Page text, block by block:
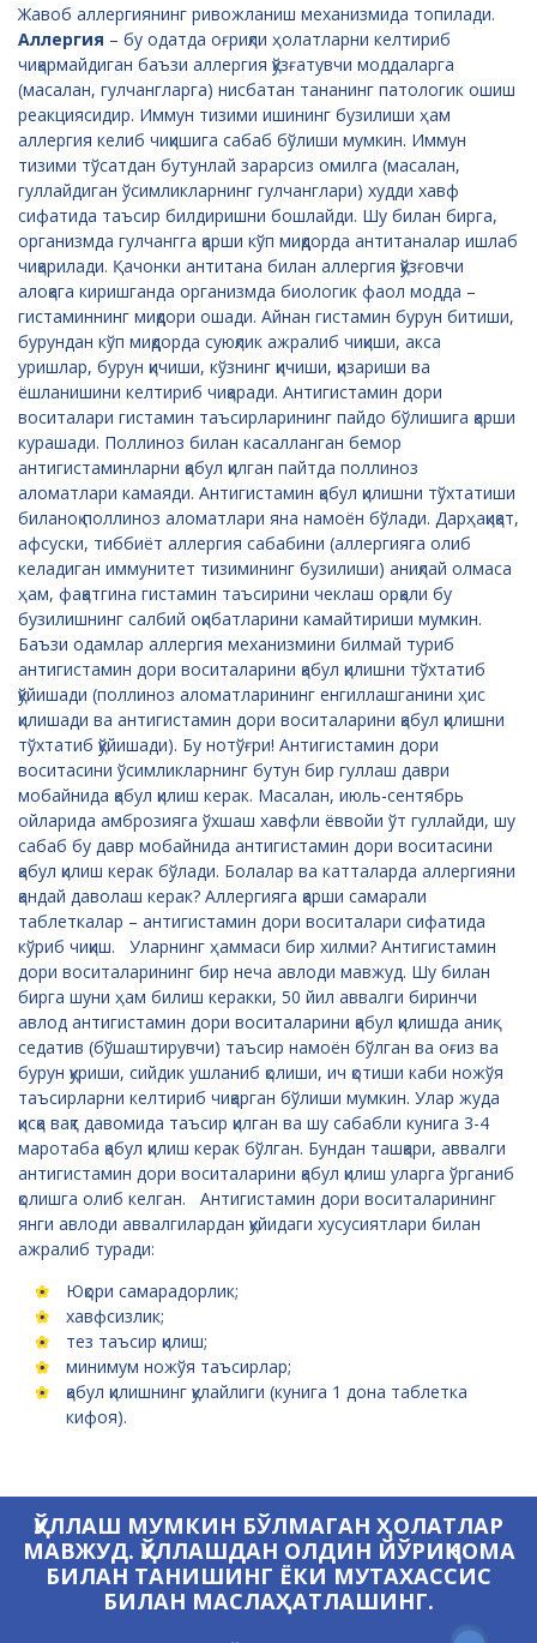
Жавоб аллергиянинг ривожланиш механизмида топилади.
Аллергия – бу одатда оғриқли ҳолатларни келтириб
чиқармайдиган баъзи аллергия қўзғатувчи моддаларга
(масалан, гулчангларга) нисбатан тананинг патологик ошиш
реакциясидир. Иммун тизими ишининг бузилиши ҳам
аллергия келиб чиқишига сабаб бўлиши мумкин. Иммун
тизими тўсатдан бутунлай зарарсиз омилга (масалан,
гуллайдиган ўсимликларнинг гулчанглари) худди хавф
сифатида таъсир билдиришни бошлайди. Шу билан бирга,
организмда гулчангга қарши кўп миқдорда антитаналар ишлаб
чиқарилади. Қачонки антитана билан аллергия қўзғовчи
алоқага киришганда организмда биологик фаол модда –
гистаминнинг миқдори ошади. Айнан гистамин бурун битиши,
бурундан кўп миқдорда суюқлик ажралиб чиқиши, акса
уришлар, бурун қичиши, кўзнинг қичиши, қизариши ва
ёшланишини келтириб чиқаради. Антигистамин дори
воситалари гистамин таъсирларининг пайдо бўлишига қарши
курашади. Поллиноз билан касалланган бемор
антигистаминларни қабул қилган пайтда поллиноз
аломатлари камаяди. Антигистамин қабул қилишни тўхтатиши
биланоқ поллиноз аломатлари яна намоён бўлади. Дарҳақиқат,
афсуски, тиббиёт аллергия сабабини (аллергияга олиб
келадиган иммунитет тизимининг бузилиши) аниқлай олмаса
ҳам, фақатгина гистамин таъсирини чеклаш орқали бу
бузилишнинг салбий оқибатларини камайтириши мумкин.
Баъзи одамлар аллергия механизмини билмай туриб
антигистамин дори воситаларини қабул қилишни тўхтатиб
қўйишади (поллиноз аломатларининг енгиллашганини ҳис
қилишади ва антигистамин дори воситаларини қабул қилишни
тўхтатиб қўйишади). Бу нотўғри! Антигистамин дори
воситасини ўсимликларнинг бутун бир гуллаш даври
мобайнида қабул қилиш керак. Масалан, июль-сентябрь
ойларида амброзияга ўхшаш хавфли ёввойи ўт гуллайди, шу
сабаб бу давр мобайнида антигистамин дори воситасини
қабул қилиш керак бўлади. Болалар ва катталарда аллергияни
қандай даволаш керак? Аллергияга қарши самарали
таблеткалар – антигистамин дори воситалари сифатида
кўриб чиқиш. Уларнинг ҳаммаси бир хилми? Антигистамин
дори воситаларининг бир неча авлоди мавжуд. Шу билан
бирга шуни ҳам билиш керакки, 50 йил аввалги биринчи
авлод антигистамин дори воситаларини қабул қилишда аниқ
седатив (бўшаштирувчи) таъсир намоён бўлган ва оғиз ва
бурун қуриши, сийдик ушланиб қолиши, ич қотиши каби ножўя
таъсирларни келтириб чиқарган бўлиши мумкин. Улар жуда
қисқа вақт давомида таъсир қилган ва шу сабабли кунига 3-4
маротаба қабул қилиш керак бўлган. Бундан ташқари, аввалги
антигистамин дори воситаларини қабул қилиш уларга ўрганиб
қолишга олиб келган. Антигистамин дори воситаларининг
янги авлоди аввалгилардан қуйидаги хусусиятлари билан
ажралиб туради:
Юқори самарадорлик;
хавфсизлик;
тез таъсир қилиш;
минимум ножўя таъсирлар;
қабул қилишнинг қулайлиги (кунига 1 дона таблетка
кифоя).
ҚЎЛЛАШ МУМКИН БЎЛМАГАН ҲОЛАТЛАР
МАВЖУД. ҚЎЛЛАШДАН ОЛДИН ЙЎРИҚНОМА
БИЛАН ТАНИШИНГ ЁКИ МУТАХАССИС
БИЛАН МАСЛАҲАТЛАШИНГ.
Қаердан сотиб